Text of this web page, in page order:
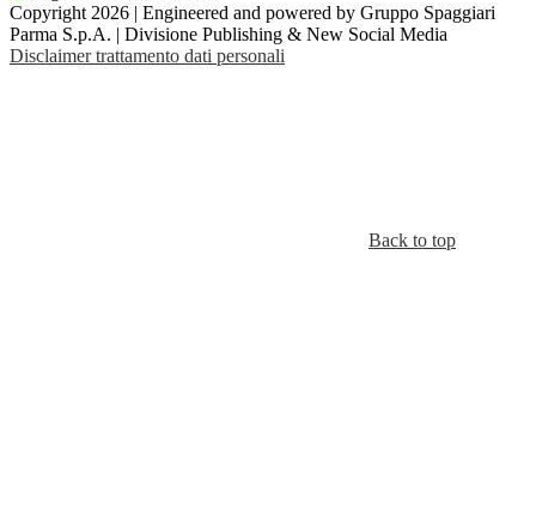
Copyright 2026 | Engineered and powered by Gruppo Spaggiari
Parma S.p.A. | Divisione Publishing & New Social Media
Disclaimer trattamento dati personali
Back to top